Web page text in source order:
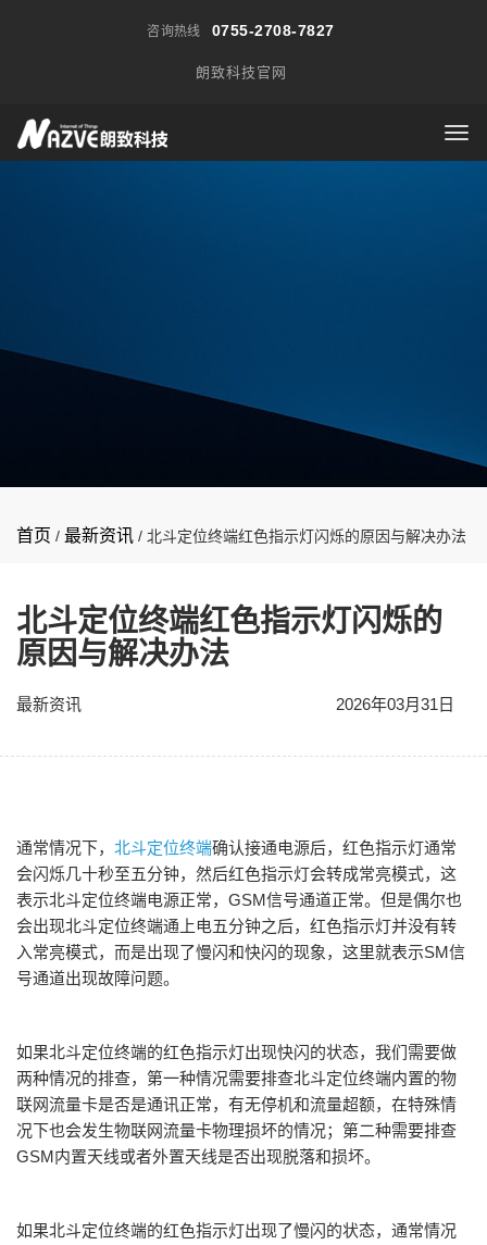
咨询热线 0755-2708-7827
朗致科技官网
首页 / 最新资讯 / 北斗定位终端红色指示灯闪烁的原因与解决办法
北斗定位终端红色指示灯闪烁的
原因与解决办法
最新资讯 2026年03月31日
通常情况下， 北斗定位终端确认接通电源后，红色指示灯通常
会闪烁几十秒至五分钟，然后红色指示灯会转成常亮模式，这
表示北斗定位终端电源正常，GSM信号通道正常。但是偶尔也
会出现北斗定位终端通上电五分钟之后，红色指示灯并没有转
入常亮模式，而是出现了慢闪和快闪的现象，这里就表示SM信
号通道出现故障问题。
如果北斗定位终端的红色指示灯出现快闪的状态，我们需要做
两种情况的排查，第一种情况需要排查北斗定位终端内置的物
联网流量卡是否是通讯正常，有无停机和流量超额，在特殊情
况下也会发生物联网流量卡物理损坏的情况；第二种需要排查
GSM内置天线或者外置天线是否出现脱落和损坏。
如果北斗定位终端的红色指示灯出现了慢闪的状态，通常情况